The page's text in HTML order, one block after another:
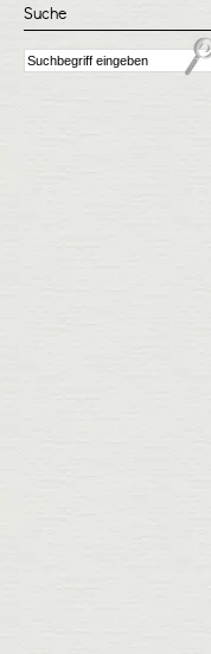
Suche